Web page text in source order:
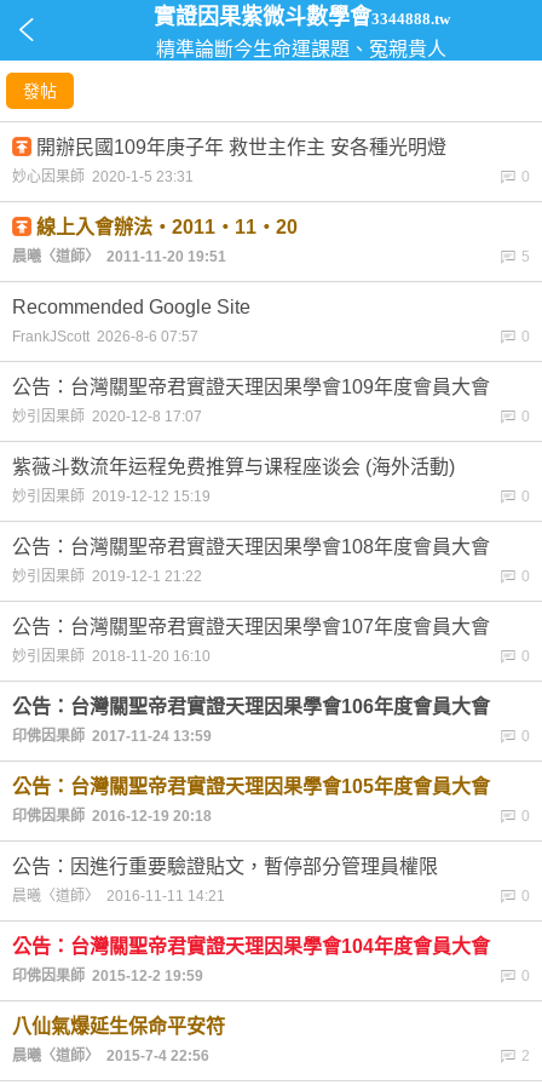
實證因果紫微斗數學會3344888.tw
精準論斷今生命運課題、冤親貴人
發帖
開辦民國109年庚子年 救世主作主 安各種光明燈
妙心因果師 2020-1-5 23:31 0
線上入會辦法‧2011‧11‧20
晨曦〈道師〉 2011-11-20 19:51 5
Recommended Google Site
FrankJScott 2026-8-6 07:57 0
公告：台灣關聖帝君實證天理因果學會109年度會員大會
妙引因果師 2020-12-8 17:07 0
紫薇斗数流年运程免费推算与课程座谈会 (海外活動)
妙引因果師 2019-12-12 15:19 0
公告：台灣關聖帝君實證天理因果學會108年度會員大會
妙引因果師 2019-12-1 21:22 0
公告：台灣關聖帝君實證天理因果學會107年度會員大會
妙引因果師 2018-11-20 16:10 0
公告：台灣關聖帝君實證天理因果學會106年度會員大會
印佛因果師 2017-11-24 13:59 0
公告：台灣關聖帝君實證天理因果學會105年度會員大會
印佛因果師 2016-12-19 20:18 0
公告：因進行重要驗證貼文，暫停部分管理員權限
晨曦〈道師〉 2016-11-11 14:21 0
公告：台灣關聖帝君實證天理因果學會104年度會員大會
印佛因果師 2015-12-2 19:59 0
八仙氣爆延生保命平安符
晨曦〈道師〉 2015-7-4 22:56 2